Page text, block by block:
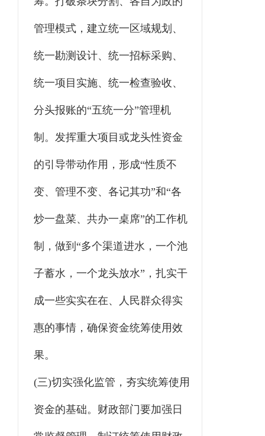
管理模式，建立统一区域规划、
统一勘测设计、统一招标采购、
统一项目实施、统一检查验收、
分头报账的“五统一分”管理机
制。发挥重大项目或龙头性资金
的引导带动作用，形成“性质不
变、管理不变、各记其功”和“各
炒一盘菜、共办一桌席”的工作机
制，做到“多个渠道进水，一个池
子蓄水，一个龙头放水”，扎实干
成一些实实在在、人民群众得实
惠的事情，确保资金统筹使用效
果。
(三)切实强化监管，夯实统筹使用
资金的基础。财政部门要加强日